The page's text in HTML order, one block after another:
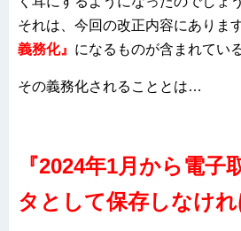
それは、今回の改正内容にありま
義務化』 になるものが含まれてい
その義務化されることとは…
『2024年1月から電子
タとして保存しなけれ